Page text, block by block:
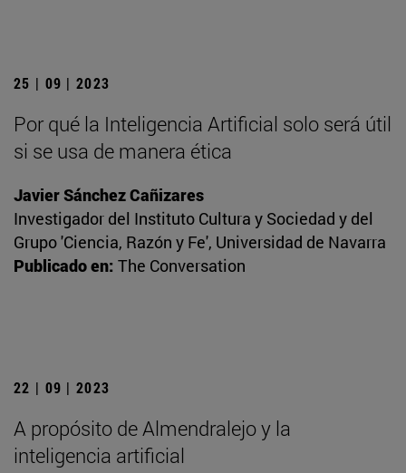
25 | 09 | 2023
Por qué la Inteligencia Artificial solo será útil
si se usa de manera ética
Javier Sánchez Cañizares
Investigador del Instituto Cultura y Sociedad y del
Grupo 'Ciencia, Razón y Fe', Universidad de Navarra
Publicado en: The Conversation
22 | 09 | 2023
A propósito de Almendralejo y la
inteligencia artificial